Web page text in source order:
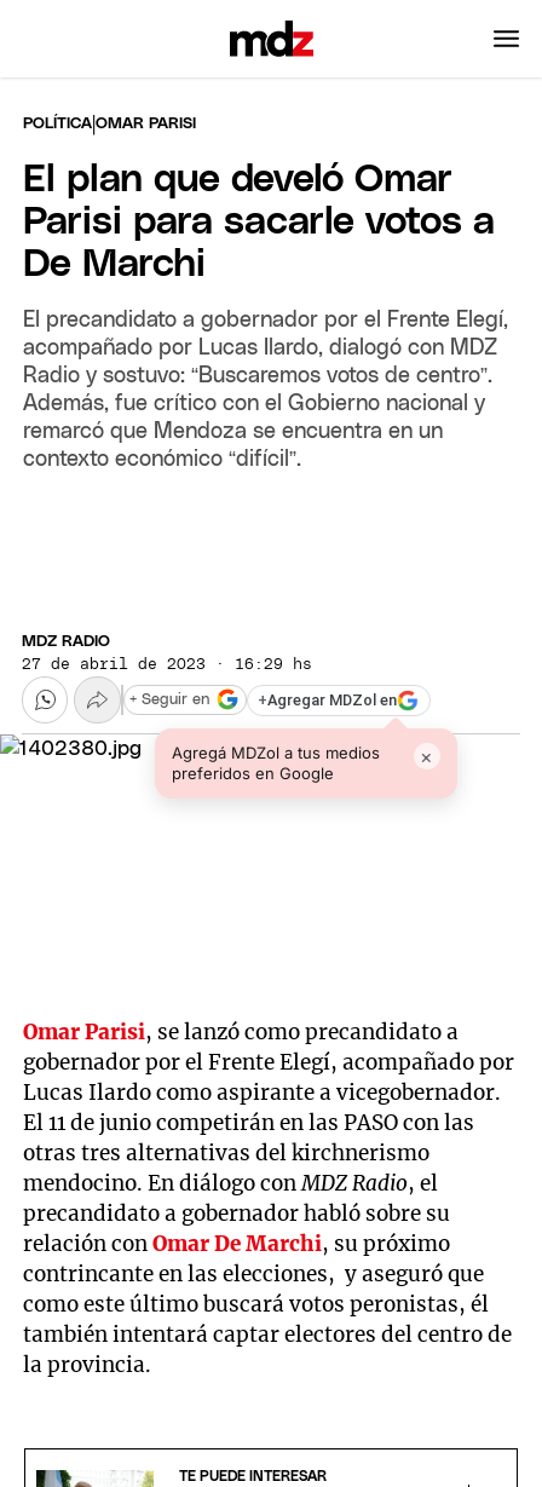
POLÍTICA |OMAR PARISI
El plan que develó Omar
Parisi para sacarle votos a
De Marchi
El precandidato a gobernador por el Frente Elegí,
acompañado por Lucas Ilardo, dialogó con MDZ
Radio y sostuvo: “Buscaremos votos de centro”.
Además, fue crítico con el Gobierno nacional y
remarcó que Mendoza se encuentra en un
contexto económico “difícil”.
MDZ RADIO
27 de abril de 2023 · 16:29 hs
+Agregar MDZol en
Agregá MDZol a tus medios
preferidos en Google
×
+ Seguir en
Omar Parisi, se lanzó como precandidato a
gobernador por el Frente Elegí, acompañado por
Lucas Ilardo como aspirante a vicegobernador.
El 11 de junio competirán en las PASO con las
otras tres alternativas del kirchnerismo
mendocino. En diálogo conMDZ Radio, el
precandidato a gobernador habló sobre su
relación conOmar De Marchi, su próximo
contrincante en las elecciones, y aseguró que
como este último buscará votos peronistas, él
también intentará captar electores del centro de
la provincia.
TE PUEDE INTERESAR